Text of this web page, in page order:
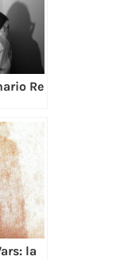
Re
la